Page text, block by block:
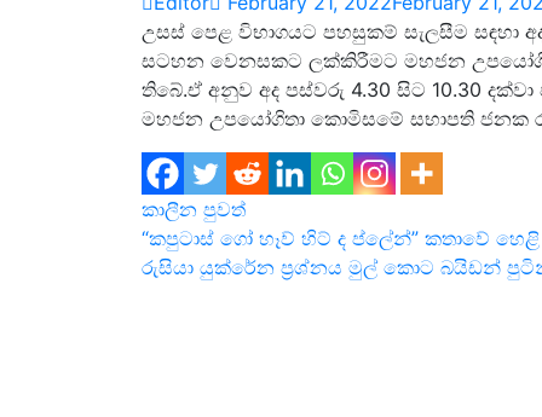
උසස් පෙළ විභාගයට පහසුකම් සැලසීම සඳහා
සටහන වෙනසකට ලක්කිරීමට මහජන
තිබේ.ඒ අනුව අද පස්වරු 4.30 සිට 10.30
මහජන උපයෝගිතා කොමිසමේ සභාපති ජනක
කාලීන පුවත්
Post
navigation
“කපුටාස් ගෝ හෑව් හිට් ද ප්ලේන්” කතාවේ
රුසියා යුක්රේන ප්‍රශ්නය මුල් කොට බයිඩන්